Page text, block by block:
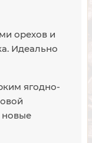
орехов и
Идеально
ягодно-
новые